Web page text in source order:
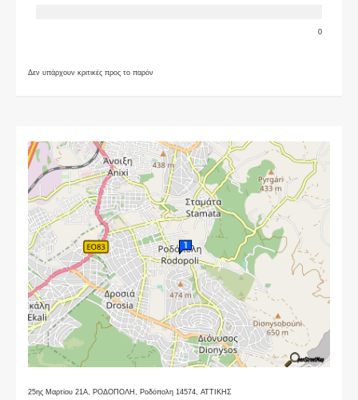
0
Δεν υπάρχουν κριτικές προς το παρόν
25ης Μαρτίου 21Α, ΡΟΔΟΠΟΛΗ, Ροδόπολη 14574, ΑΤΤΙΚΗΣ